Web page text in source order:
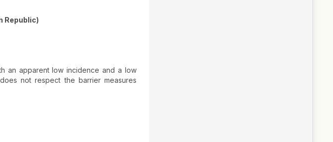
Republic)
an apparent low incidence and a low
not respect the barrier measures